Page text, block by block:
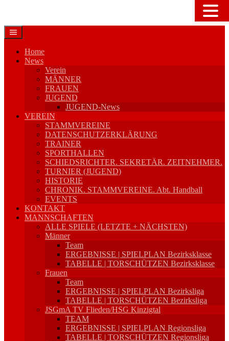
Springe
zum
Home
News
Verein
MÄNNER
FRAUEN
JUGEND
JUGEND-News
VEREIN
STAMMVEREINE
DATENSCHUTZERKLÄRUNG
TRAINER
SPORTHALLEN
SCHIEDSRICHTER. SEKRETÄR. ZEITNEHMER.
TURNIER (JUGEND)
HISTORIE
CHRONIK. STAMMVEREINE. Abt. Handball
EVENTS
KONTAKT
MANNSCHAFTEN
ALLE SPIELE (LETZTE + NÄCHSTEN)
Männer
Team
ERGEBNISSE | SPIELPLAN Bezirksklasse
TABELLE | TORSCHÜTZEN Bezirksklasse
Frauen
Team
ERGEBNISSE | SPIELPLAN Bezirksliga
TABELLE | TORSCHÜTZEN Bezirksliga
JSGmA TV Flieden/HSG Kinzigtal
TEAM
ERGEBNISSE | SPIELPLAN Regionsliga
TABELLE | TORSCHÜTZEN Regionsliga